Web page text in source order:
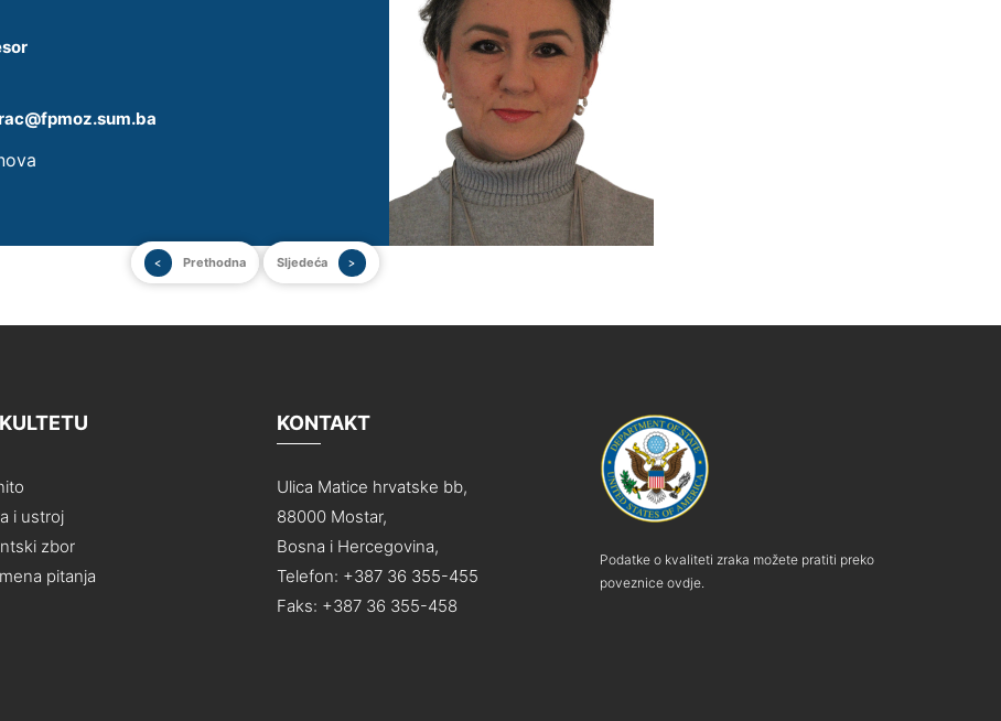
Prethodna Sljedeća
i ustroj
zbor
pitanja
KONTAKT
Ulica Matice hrvatske bb,
88000 Mostar,
Bosna i Hercegovina,
Telefon: +387 36 355-455
Faks: +387 36 355-458
Podatke o kvaliteti zraka možete pratiti preko
poveznice ovdje.